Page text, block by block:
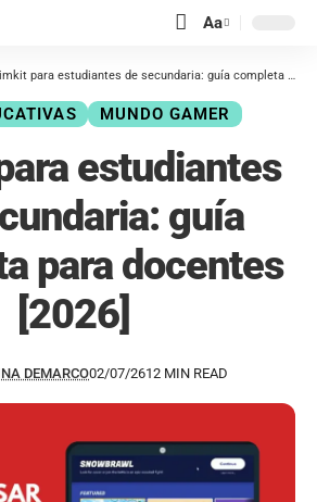
Aa
para estudiantes de secundaria: guía completa para docentes [2026]
MUNDO GAMER
estudiantes
guía
para docentes
[2026]
DEMARCO02/07/2612 MIN READ